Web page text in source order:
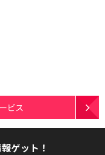
ビス
ゲット！